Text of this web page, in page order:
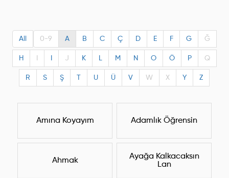
All 0-9 A B C Ç D E F G Ğ
H J K L M N O Ö P Q
R S Ş U Ü V W X Y Z
Amına Koyayım Adamlık Öğrensin
Ahmak
Ayağa Kalkacaksın
Lan